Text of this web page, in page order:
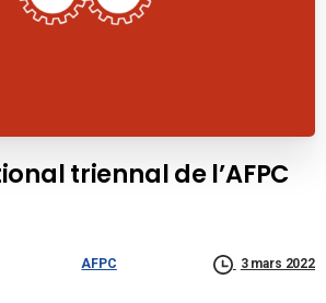
triennal de l’AFPC
AFPC 3 mars 2022